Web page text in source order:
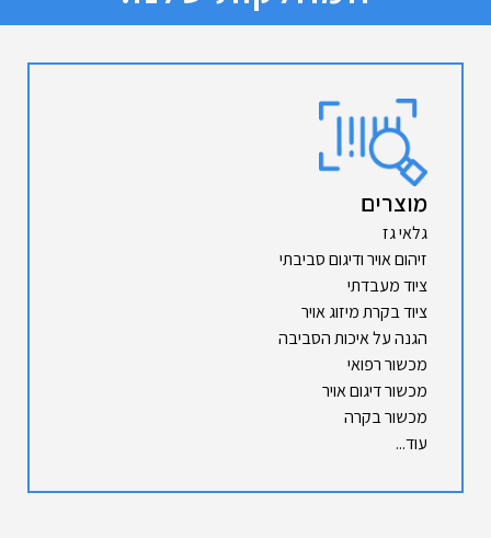
מוצרים
גלאי גז
זיהום אויר ודיגום סביבתי
ציוד מעבדתי
ציוד בקרת מיזוג אויר
הגנה על איכות הסביבה
מכשור רפואי
מכשור דיגום אויר
מכשור בקרה
עוד...